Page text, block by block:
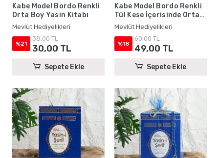
Kabe Model Bordo Renkli
Orta Boy Yasin Kitabı
Mevlüt Hediyelikleri
%21
38,00 TL
30,00 TL
Sepete Ekle
Kabe Model Bordo Renkli
Tül Kese İçerisinde Orta
Boy Yasin Kitabı ve İnci
Tesbih - Mevlüt
Hediyelikleri
Mevlüt Hediyelikleri
%18
60,00 TL
49,00 TL
Sepete Ekle